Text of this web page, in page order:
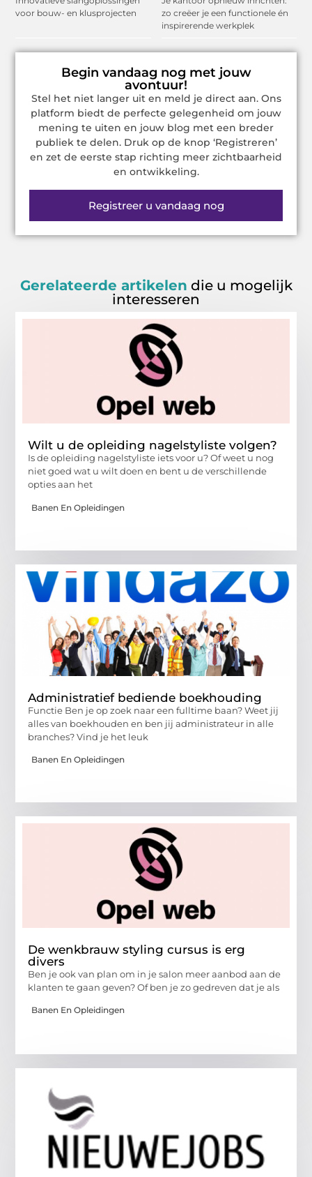
voor bouw- en klusprojecten
zo creëer je een functionele én
inspirerende werkplek
Begin vandaag nog met jouw
avontuur!
Stel het niet langer uit en meld je direct aan. Ons
platform biedt de perfecte gelegenheid om jouw
mening te uiten en jouw blog met een breder
publiek te delen. Druk op de knop ‘Registreren’
en zet de eerste stap richting meer zichtbaarheid
en ontwikkeling.
Registreer u vandaag nog
Gerelateerde artikelen die u mogelijk
interesseren
Wilt u de opleiding nagelstyliste volgen?
Is de opleiding nagelstyliste iets voor u? Of weet u nog
niet goed wat u wilt doen en bent u de verschillende
opties aan het
Banen En Opleidingen
Administratief bediende boekhouding
Functie Ben je op zoek naar een fulltime baan? Weet jij
alles van boekhouden en ben jij administrateur in alle
branches? Vind je het leuk
Banen En Opleidingen
De wenkbrauw styling cursus is erg
divers
Ben je ook van plan om in je salon meer aanbod aan de
klanten te gaan geven? Of ben je zo gedreven dat je als
Banen En Opleidingen